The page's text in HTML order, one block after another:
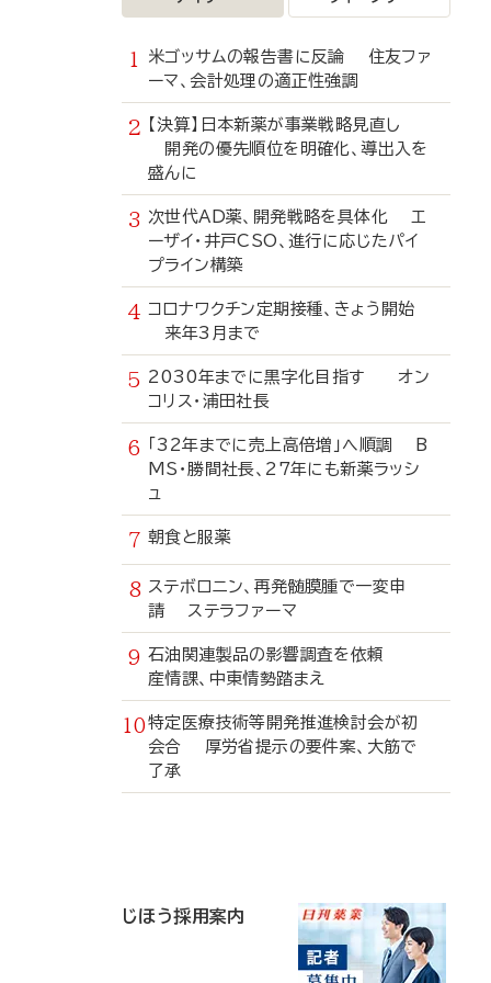
米ゴッサムの報告書に反論 住友ファ
ーマ、会計処理の適正性強調
【決算】日本新薬が事業戦略見直し
開発の優先順位を明確化、導出入を
盛んに
次世代AD薬、開発戦略を具体化 エ
ーザイ・井戸CSO、進行に応じたパイ
プライン構築
コロナワクチン定期接種、きょう開始
来年3月まで
2030年までに黒字化目指す オン
コリス・浦田社長
「32年までに売上高倍増」へ順調 B
MS・勝間社長、27年にも新薬ラッシ
ュ
朝食と服薬
ステボロニン、再発髄膜腫で一変申
請 ステラファーマ
石油関連製品の影響調査を依頼
産情課、中東情勢踏まえ
特定医療技術等開発推進検討会が初
会合 厚労省提示の要件案、大筋で
了承
じほう採用案内